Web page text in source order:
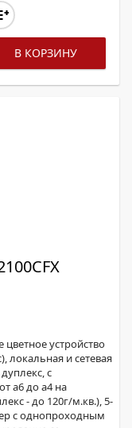
В КОРЗИНУ
цветное устройство
локальная и сетевая
с
а6 до а4 на
- до 120г/м.кв.), 5-
с однопроходным